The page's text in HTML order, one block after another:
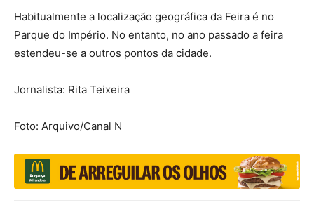
Habitualmente a localização geográfica da Feira é no
Parque do Império. No entanto, no ano passado a feira
estendeu-se a outros pontos da cidade.
Jornalista: Rita Teixeira
Foto: Arquivo/Canal N